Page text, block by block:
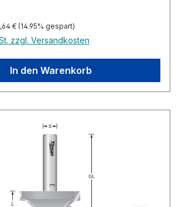
2 Anlauflagern. Abrunden mit
mit 12.7 mm Anlauflager.
Hochleistungs-
mit Anlauflager, Hartmetall
Industrielle Nutzung. Höchste
Abrundfräser nicht im
finden, fragen Sie direkt bei
jeden benötigten Fräser
zulässige
18.000 U/minØ 51 mm - 75 mm:
76 mm - 100 mm: 12.000 U/min
Preis:
€ (14.95% gespart)
zzgl. Versandkosten
In den Warenkorb